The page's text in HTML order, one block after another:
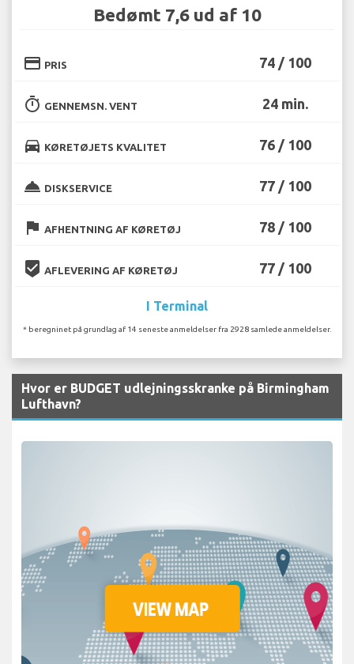
Bedømt 7,6 ud af 10
credit_card PRIS 74 / 100
timer GENNEMSN. VENT 24 min.
directions_car KØRETØJETS KVALITET 76 / 100
room_service DISKSERVICE 77 / 100
flag AFHENTNING AF KØRETØJ 78 / 100
beenhere AFLEVERING AF KØRETØJ 77 / 100
I Terminal
* beregninet på grundlag af 14 seneste anmeldelser fra 2928 samlede anmeldelser.
Hvor er BUDGET udlejningsskranke på Birmingham
Lufthavn?